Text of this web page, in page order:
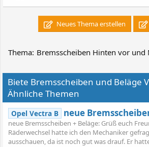
Neues Thema erstellen
Thema: Bremsscheiben Hinten vor und
Biete Bremsscheiben und Beläge
Ähnliche Themen
Opel Vectra B neue
neue Bremsscheiben + Beläge: Grüß euch
Räderwechsel hatte ich den Mechaniker
ausschauen, da ist noch gut was drauf. Er